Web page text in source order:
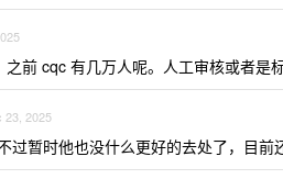
前 cqc 有几万人呢。人工审核或者是
23, 2025
过暂时他也没什么更好的去处了，目